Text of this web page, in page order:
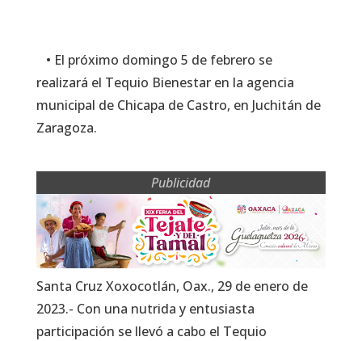
• El próximo domingo 5 de febrero se
realizará el Tequio Bienestar en la agencia
municipal de Chicapa de Castro, en Juchitán de
Zaragoza.
Publicidad
Santa Cruz Xoxocotlán, Oax., 29 de enero de
2023.- Con una nutrida y entusiasta
participación se llevó a cabo el Tequio